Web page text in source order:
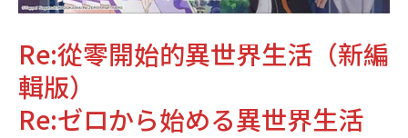
Re:從零開始的異世界生活（新編
輯版）
Re:ゼロから始める異世界生活